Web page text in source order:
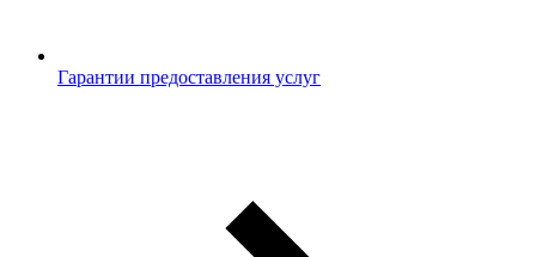
Гарантии предоставления услуг